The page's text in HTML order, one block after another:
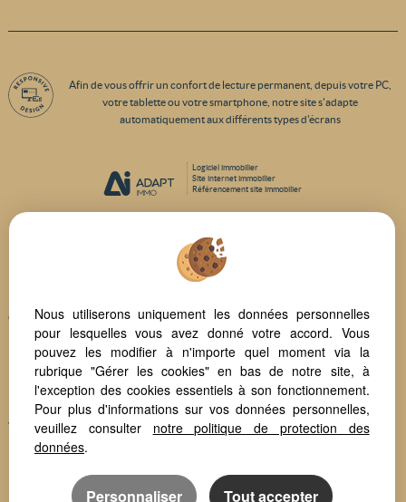
Afin de vous offrir un confort de lecture permanent, depuis votre PC,
votre tablette ou votre smartphone, notre site s'adapte
automatiquement aux différents types d'écrans
Logiciel immobilier
Site internet immobilier
Référencement site immobilier
Colombiers (34440)
Bassan (34290)
Puisserguier (34620)
Montady (34310)
Bedarieux (34600)
Valras Plage (34350)
Portiragnes (34420)
Nous utiliserons uniquement les données personnelles
pour lesquelles vous avez donné votre accord. Vous
pouvez les modifier à n'importe quel moment via la
rubrique "Gérer les cookies" en bas de notre site, à
l'exception des cookies essentiels à son fonctionnement.
Pour plus d'informations sur vos données personnelles,
veuillez consulter notre politique de protection des
données.
Personnaliser Tout accepter